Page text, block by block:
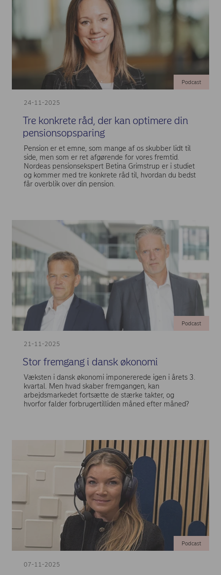
24-11-2025
Podcast
Tre konkrete råd, der kan optimere din
pensionsopsparing
Pension er et emne, som mange af os skubber lidt til
side, men som er ret afgørende for vores fremtid.
Nordeas pensionsekspert Betina Grimstrup er i studiet
og kommer med tre konkrete råd til, hvordan du bedst
får overblik over din pension.
21-11-2025
Podcast
Stor fremgang i dansk økonomi
Væksten i dansk økonomi imponererede igen i årets 3.
kvartal. Men hvad skaber fremgangen, kan
arbejdsmarkedet fortsætte de stærke takter, og
hvorfor falder forbrugertilliden måned efter måned?
07-11-2025
Podcast